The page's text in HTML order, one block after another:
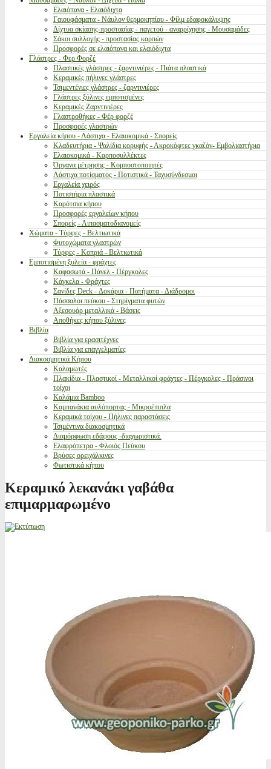
Ελαιόπανα - Ελαιόδιχτα
Γαιουφάσματα - Νάυλον θερμοκηπίου - Φίλμ εδαφοκάλυψης
Δίχτυα σκίασης-προστασίας - παγετού - αναρρίχησης - Μουσαμάδες
Σάκοι συλλογής - προστασίας καρπών
Προσφορές σε ελαιόπανα και ελαιόδιχτα
Γλάστρες - Φερ Φορζέ
Πλαστικές γλάστρες - ζαρντινιέρες - Πιάτα πλαστικά
Κεραμικές πήλινες γλάστρες
Τσιμεντένιες γλάστρες - ζαρντινιέρες
Γλάστρες ξύλινες εμποτισμένες
Κεραμικές Ζαρντινιέρες
Γλαστροθήκες - Φέρ φορζέ
Προσφορές γλαστρών
Εργαλεία κήπου - Λάστιχα - Ελαιοκομικά - Σπορείς
Κλαδευτήρια - Ψαλίδια κορυφής - Ακροκόφτες γκαζόν- Εμβολιαστήρια
Ελαιοκομικά - Καρποσυλλέκτες
Όργανα μέτρησης - Κομποστοποιητές
Λάστιχα ποτίσματος - Ποτιστικά - Ταχυσύνδεσμοι
Εργαλεία χειρός
Ποτιστήρια πλαστικά
Καρότσια κήπου
Προσφορές εργαλείων κήπου
Σπορείς - Λιπασματοδιανομείς
Χώματα - Τύρφες - Βελτιωτικά
Φυτοχώματα γλαστρών
Τύρφες - Κοπριά - Βελτιωτικά
Εμποτισμένη ξυλεία - φράχτες
Καφασωτά - Πάνελ - Πέργκολες
Κάγκελα - Φράχτες
Σανίδες Deck - Δοκάρια - Πατήματα - Διάδρομοι
Πάσσαλοι πεύκου - Στηρίγματα φυτών
Αξεσουάρ μεταλλικά - Βάσεις
Αποθήκες κήπου ξύλινες
Βιβλία
Βιβλία για ερασιτέχνες
Βιβλία για επαγγελματίες
Διακοσμητικά Κήπου
Καλαμωτές
Πλακίδια - Πλαστικοί - Μεταλλικοί φράχτες - Πέργκολες - Πράσινοι
τοίχοι
Καλάμια Bamboo
Καμπανάκια αυλόπορτας - Μικροέπιπλα
Κεραμικά τοίχου - Πήλινες παραστάσεις
Τσιμέντινα διακοσμητικά
Διαμόρφωση εδάφους -διαχωριστικά.
Ελαφρόπετρα - Φλοιός Πεύκου
Βρύσες ορειχάλκινες
Φωτιστικά κήπου
Κεραμικό λεκανάκι γαβάθα
επιμαρμαρωμένο